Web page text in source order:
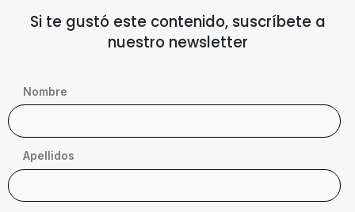
Si te gustó este contenido, suscríbete a
nuestro newsletter
Nombre
Apellidos